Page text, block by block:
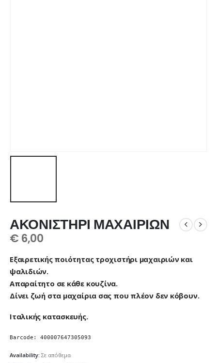
ΑΚΟΝΙΣΤΗΡΙ ΜΑΧΑΙΡΙΩΝ
€ 6,00
Εξαιρετικής ποιότητας τροχιστήρι μαχαιριών και
ψαλιδιών.
Απαραίτητο σε κάθε κουζίνα.
Δίνει ζωή στα μαχαίρια σας που πλέον δεν κόβουν.
Ιταλικής κατασκευής.
Barcode: 400007647305093
Availability: Σε απόθεμα